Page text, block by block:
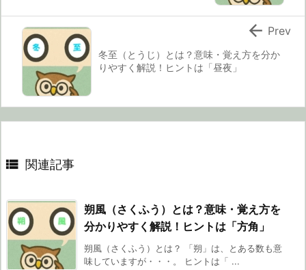
冬至（とうじ）とは？意味・覚え方を分か
りやすく解説！ヒントは「昼夜」
 Prev
 関連記事
朔風（さくふう）とは？意味・覚え方を
分かりやすく解説！ヒントは「方角」
朔風（さくふう）とは？ 「朔」は、とある数も意
味していますが・・・。 ヒントは「 ...